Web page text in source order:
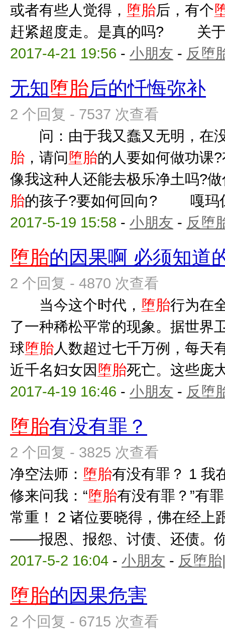
或者有些人觉得， 堕胎后，有个
赶紧超度走。是真的吗? 关
2017-4-21 19:56 - 小朋友 - 反堕
无知堕胎后的忏悔弥补
2 个回复 - 7537 次查看
问：由于我又蠢又无明，在
胎 ，请问堕胎的人要如何做功课
像我这种人还能去极乐净土吗?
胎的孩子?要如何回向? 嘎玛
2017-5-19 15:58 - 小朋友 - 反堕
堕胎的因果啊 必须知道
2 个回复 - 4870 次查看
当今这个时代， 堕胎行为在
了一种稀松平常的现象。据世界
球堕胎人数超过七千万例，每天
近千名妇女因堕胎死亡。这些庞
2017-4-19 16:46 - 小朋友 - 反堕
堕胎有没有罪？
2 个回复 - 3825 次查看
净空法师： 堕胎有没有罪？ 1 我
修来问我：“堕胎有没有罪？”有
常重！ 2 诸位要晓得，佛在经上
——报恩、报怨、讨债、还债。
2017-5-2 16:04 - 小朋友 - 反堕
堕胎的因果危害
2 个回复 - 6715 次查看